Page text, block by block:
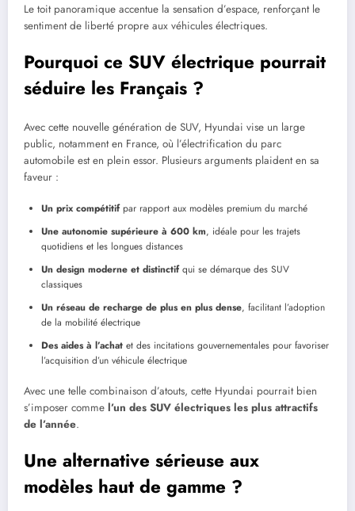
Le toit panoramique accentue la sensation d’espace, renforçant le
sentiment de liberté propre aux véhicules électriques.
Pourquoi ce SUV électrique pourrait
séduire les Français ?
Avec cette nouvelle génération de SUV, Hyundai vise un large
public, notamment en France, où l’électrification du parc
automobile est en plein essor. Plusieurs arguments plaident en sa
faveur :
Un prix compétitifpar rapport aux modèles premium du marché
Une autonomie supérieure à 600 km, idéale pour les trajets
quotidiens et les longues distances
Un design moderne et distinctifqui se démarque des SUV
classiques
Un réseau de recharge de plus en plus dense, facilitant l’adoption
de la mobilité électrique
Des aides à l’achat et des incitations gouvernementales pour favoriser
l’acquisition d’un véhicule électrique
Avec une telle combinaison d’atouts, cette Hyundai pourrait bien
s’imposer comme l’un des SUV électriques les plus attractifs
de l’année.
Une alternative sérieuse aux
modèles haut de gamme ?